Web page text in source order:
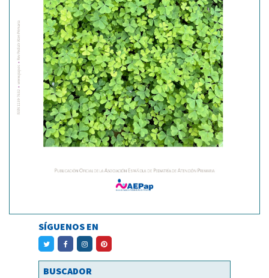
SÍGUENOS EN
BUSCADOR